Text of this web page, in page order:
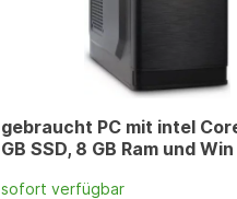
gebraucht PC mit intel
GB SSD, 8 GB Ram und Win
sofort verfügbar